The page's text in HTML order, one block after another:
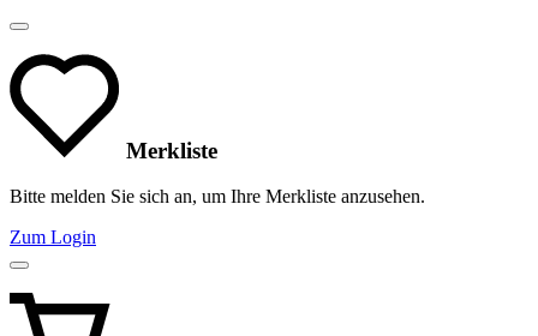
Merkliste
Bitte melden Sie sich an, um Ihre Merkliste anzusehen.
Zum Login